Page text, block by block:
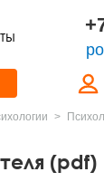
(pdf)